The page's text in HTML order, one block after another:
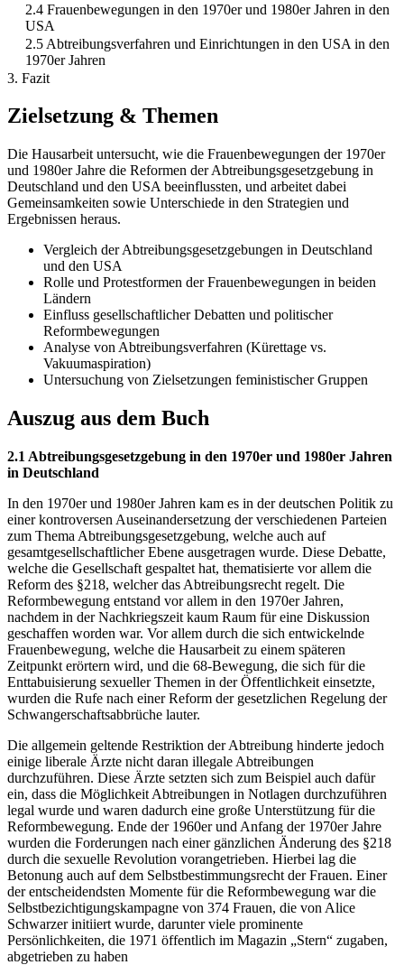
2.4 Frauenbewegungen in den 1970er und 1980er Jahren in den
USA
2.5 Abtreibungsverfahren und Einrichtungen in den USA in den
1970er Jahren
3. Fazit
Zielsetzung & Themen
Die Hausarbeit untersucht, wie die Frauenbewegungen der 1970er
und 1980er Jahre die Reformen der Abtreibungsgesetzgebung in
Deutschland und den USA beeinflussten, und arbeitet dabei
Gemeinsamkeiten sowie Unterschiede in den Strategien und
Ergebnissen heraus.
Vergleich der Abtreibungsgesetzgebungen in Deutschland
und den USA
Rolle und Protestformen der Frauenbewegungen in beiden
Ländern
Einfluss gesellschaftlicher Debatten und politischer
Reformbewegungen
Analyse von Abtreibungsverfahren (Kürettage vs.
Vakuumaspiration)
Untersuchung von Zielsetzungen feministischer Gruppen
Auszug aus dem Buch
2.1 Abtreibungsgesetzgebung in den 1970er und 1980er Jahren
in Deutschland
In den 1970er und 1980er Jahren kam es in der deutschen Politik zu
einer kontroversen Auseinandersetzung der verschiedenen Parteien
zum Thema Abtreibungsgesetzgebung, welche auch auf
gesamtgesellschaftlicher Ebene ausgetragen wurde. Diese Debatte,
welche die Gesellschaft gespaltet hat, thematisierte vor allem die
Reform des §218, welcher das Abtreibungsrecht regelt. Die
Reformbewegung entstand vor allem in den 1970er Jahren,
nachdem in der Nachkriegszeit kaum Raum für eine Diskussion
geschaffen worden war. Vor allem durch die sich entwickelnde
Frauenbewegung, welche die Hausarbeit zu einem späteren
Zeitpunkt erörtern wird, und die 68-Bewegung, die sich für die
Enttabuisierung sexueller Themen in der Öffentlichkeit einsetzte,
wurden die Rufe nach einer Reform der gesetzlichen Regelung der
Schwangerschaftsabbrüche lauter.
Die allgemein geltende Restriktion der Abtreibung hinderte jedoch
einige liberale Ärzte nicht daran illegale Abtreibungen
durchzuführen. Diese Ärzte setzten sich zum Beispiel auch dafür
ein, dass die Möglichkeit Abtreibungen in Notlagen durchzuführen
legal wurde und waren dadurch eine große Unterstützung für die
Reformbewegung. Ende der 1960er und Anfang der 1970er Jahre
wurden die Forderungen nach einer gänzlichen Änderung des §218
durch die sexuelle Revolution vorangetrieben. Hierbei lag die
Betonung auch auf dem Selbstbestimmungsrecht der Frauen. Einer
der entscheidendsten Momente für die Reformbewegung war die
Selbstbezichtigungskampagne von 374 Frauen, die von Alice
Schwarzer initiiert wurde, darunter viele prominente
Persönlichkeiten, die 1971 öffentlich im Magazin „Stern“ zugaben,
abgetrieben zu haben